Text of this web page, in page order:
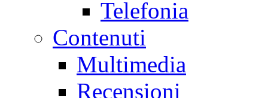
Telefonia
Contenuti
Multimedia
Recensioni